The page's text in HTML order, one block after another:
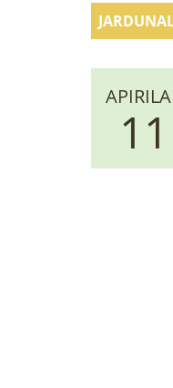
11